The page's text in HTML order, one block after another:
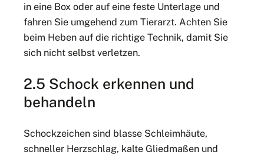
in eine Box oder auf eine feste Unterlage und
fahren Sie umgehend zum Tierarzt. Achten Sie
beim Heben auf die richtige Technik, damit Sie
sich nicht selbst verletzen.
2.5 Schock erkennen und
behandeln
Schockzeichen sind blasse Schleimhäute,
schneller Herzschlag, kalte Gliedmaßen und